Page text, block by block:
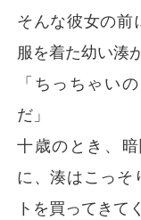
そんな彼女の前
服を着た幼い湊
「ちっちゃい
だ」
十歳のとき、
に、湊はこっそ
トを買ってきて